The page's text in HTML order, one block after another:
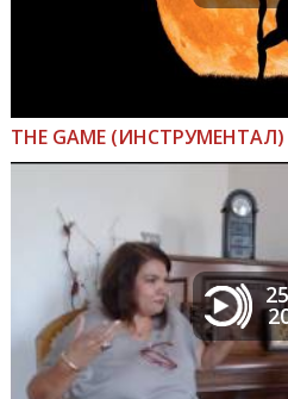
THE GAME (ИНСТРУМЕНТАЛ)